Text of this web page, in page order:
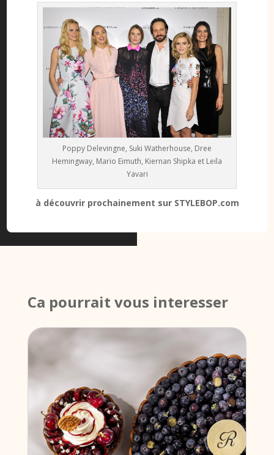
Poppy Delevingne, Suki Watherhouse, Dree
Hemingway, Mario Eimuth, Kiernan Shipka et Leila
Yavari
à découvrir prochainement sur STYLEBOP.com
Ca pourrait vous interesser